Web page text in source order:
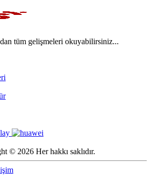
tüm gelişmeleri okuyabilirsiniz...
© 2026 Her hakkı saklıdır.